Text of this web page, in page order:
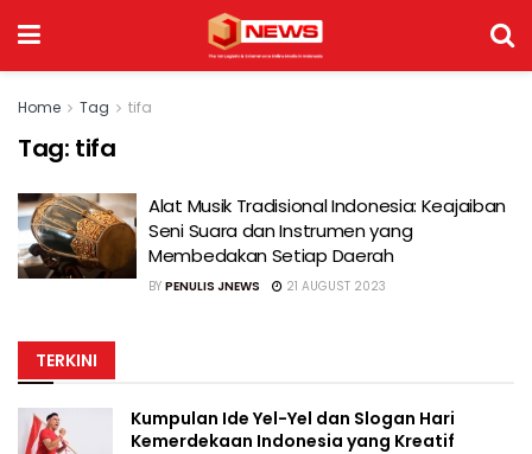
Home Tag tifa
Tag: tifa
Alat Musik Tradisional Indonesia: Keajaiban
Seni Suara dan Instrumen yang
Membedakan Setiap Daerah
BY PENULIS JNEWS 21 AUGUST 2023
TERKINI
Kumpulan Ide Yel-Yel dan Slogan Hari
Kemerdekaan Indonesia yang Kreatif